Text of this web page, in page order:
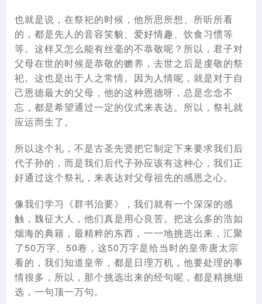
也就是说，在祭祀的时候，他所思所想、所听所看
的，都是先人的音容笑貌、爱好情趣、饮食习惯等
等。这样又怎么能有丝毫的不恭敬呢？所以，君子对
父母在世的时候是恭敬的赡养，去世之后是虔敬的祭
祀。这也是出于人之常情。因为人情呢，就是对于自
己恩德最大的父母，他的这种恩德呀，总是念念不
忘，都是希望通过一定的仪式来表达。所以，祭礼就
应运而生了。
所以这个礼，不是古圣先贤把它制定下来要求我们后
代子孙的，而是我们后代子孙应该有这种心，我们正
好通过这个祭礼，来表达对父母祖先的感恩之心。
像我们学习《群书治要》，我们就有一个深深的感
触，魏征大人，他们真是用心良苦。把这么多的浩如
烟海的典籍，最精粹的东西，一一地挑选出来，汇聚
了50万字、50卷，这50万字是给当时的皇帝唐太宗
看的，我们知道皇帝，都是日理万机，他要处理的事
情很多，所以，那个挑选出来的经句呢，都是精挑细
选，一句顶一万句。